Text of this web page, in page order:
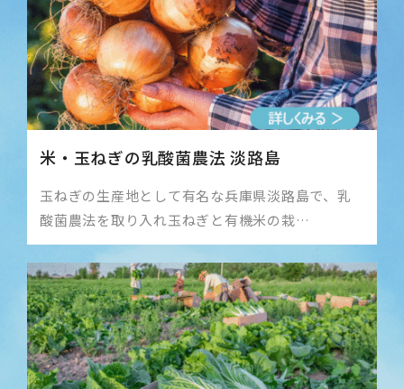
米・玉ねぎの乳酸菌農法 淡路島
玉ねぎの生産地として有名な兵庫県淡路島で、乳
酸菌農法を取り入れ玉ねぎと有機米の栽…